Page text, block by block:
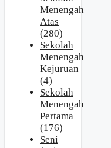
Menengah
Atas
(280)
Sekolah
Menengah
Kejuruan
(4)
Sekolah
Menengah
Pertama
(176)
Seni